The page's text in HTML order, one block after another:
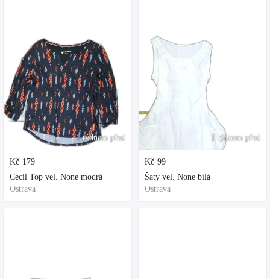
1 týdnem před
Kč 179
Cecil Top vel. None modrá
Ostrava
1 týdnem před
Kč 99
Šaty vel. None bílá
Ostrava